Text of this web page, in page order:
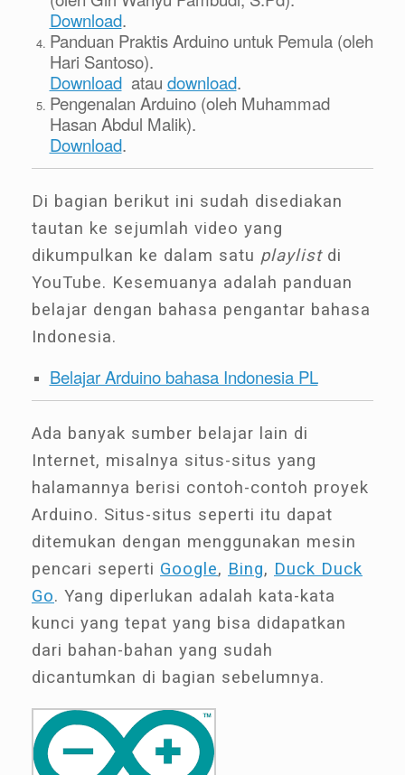
Download.
Panduan Praktis Arduino untuk Pemula (oleh
Hari Santoso).
Downloadatau download.
Pengenalan Arduino (oleh Muhammad
Hasan Abdul Malik).
Download.
Di bagian berikut ini sudah disediakan
tautan ke sejumlah video yang
dikumpulkan ke dalam satu playlistdi
YouTube. Kesemuanya adalah panduan
belajar dengan bahasa pengantar bahasa
Indonesia.
Belajar Arduino bahasa Indonesia PL
Ada banyak sumber belajar lain di
Internet, misalnya situs-situs yang
halamannya berisi contoh-contoh proyek
Arduino. Situs-situs seperti itu dapat
ditemukan dengan menggunakan mesin
pencari seperti Google, Bing, Duck Duck
Go. Yang diperlukan adalah kata-kata
kunci yang tepat yang bisa didapatkan
dari bahan-bahan yang sudah
dicantumkan di bagian sebelumnya.